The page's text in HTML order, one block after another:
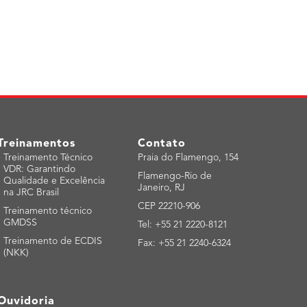
Treinamento Técnico
VDR: Garantindo
Qualidade e Excelência
na JRC Brasil
Treinamento técnico
GMDSS
Treinamento de ECDIS
(NKK)
Contato
Praia do Flamengo, 154
Flamengo-Rio de
Janeiro, RJ
CEP 22210-906
Tel: +55 21 2220-8121
Fax: +55 21 2240-6324